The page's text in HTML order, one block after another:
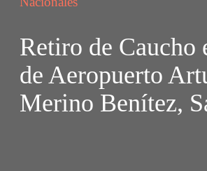
Retiro de Caucho
de Aeropuerto
Merino Benítez,